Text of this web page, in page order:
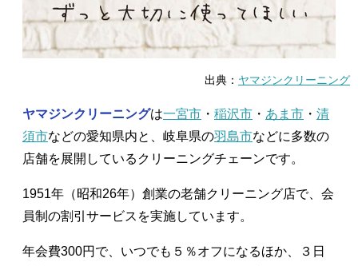
出典： ヤマジンクリーニング
ヤマジンクリーニングは一宮市 ・ 稲沢市 ・ あま市 ・ 清
須市などの愛知県内と、岐阜県の羽島市などに多数の
店舗を展開しているクリーニングチェーンです。
1951年（昭和26年）創業の老舗クリーニング店で、会
員制の割引サービスを実施しています。
年会費300円で、いつでも５％オフになるほか、３日